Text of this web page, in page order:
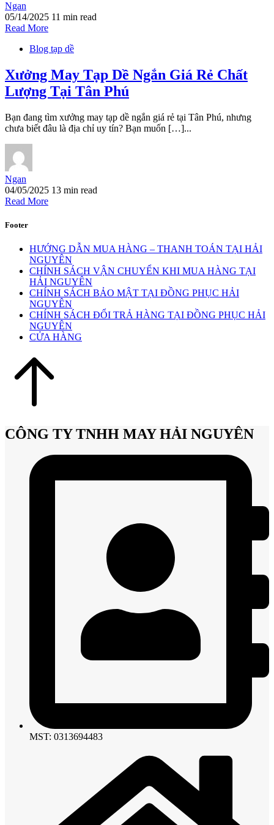
Ngan
05/14/2025 11 min read
Read More
Blog tạp dề
Xưởng May Tạp Dề Ngắn Giá Rẻ Chất
Lượng Tại Tân Phú
Bạn đang tìm xưởng may tạp dề ngắn giá rẻ tại Tân Phú, nhưng
chưa biết đâu là địa chỉ uy tín? Bạn muốn […]...
Ngan
04/05/2025 13 min read
Read More
Footer
HƯỚNG DẪN MUA HÀNG – THANH TOÁN TẠI HẢI
NGUYÊN
CHÍNH SÁCH VẬN CHUYỂN KHI MUA HÀNG TẠI
HẢI NGUYÊN
CHÍNH SÁCH BẢO MẬT TẠI ĐỒNG PHỤC HẢI
NGUYÊN
CHÍNH SÁCH ĐỔI TRẢ HÀNG TẠI ĐỒNG PHỤC HẢI
NGUYÊN
CỬA HÀNG
CÔNG TY TNHH MAY HẢI NGUYÊN
MST: 0313694483